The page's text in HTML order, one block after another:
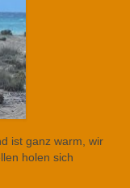
ist ganz warm, wir
holen sich